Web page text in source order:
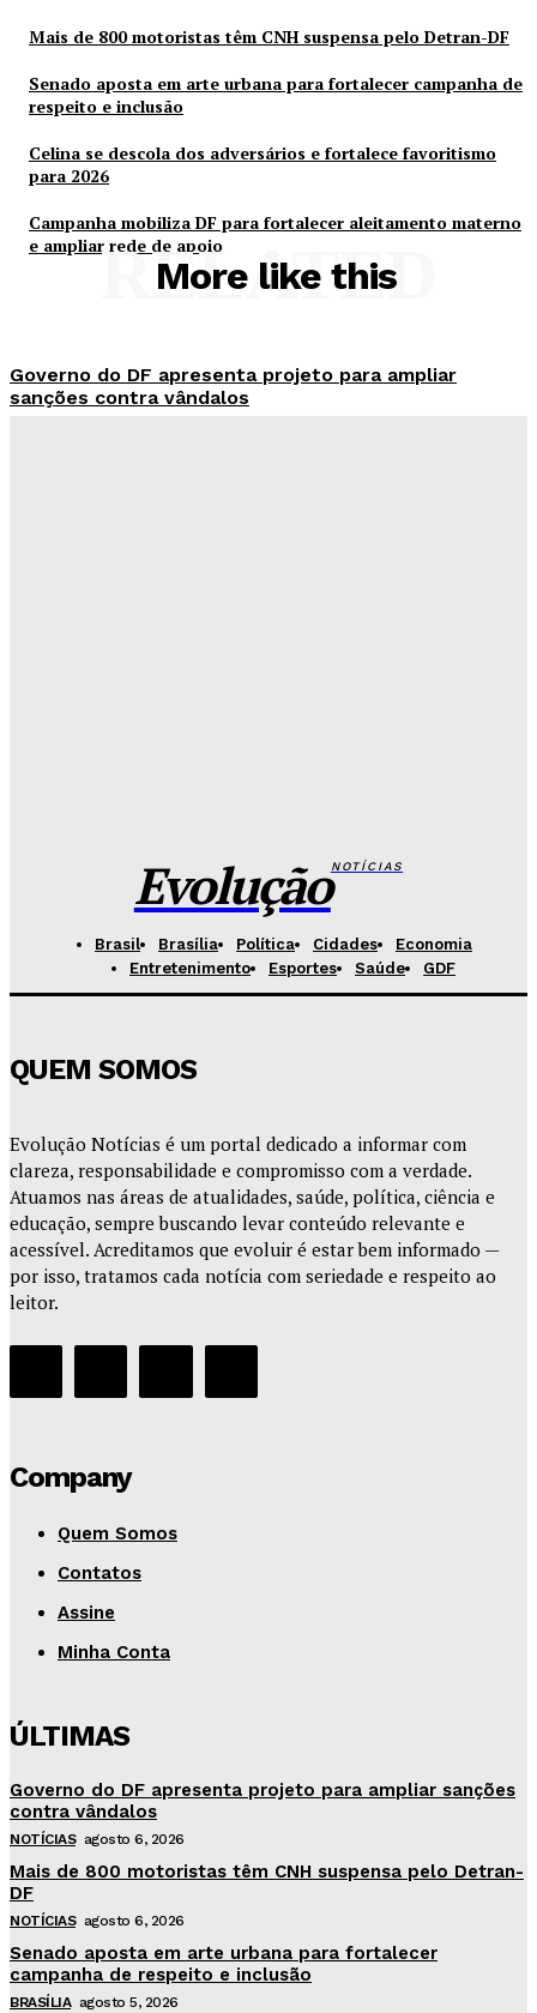
Mais de 800 motoristas têm CNH suspensa pelo Detran-DF
Senado aposta em arte urbana para fortalecer campanha de
respeito e inclusão
Celina se descola dos adversários e fortalece favoritismo
para 2026
Campanha mobiliza DF para fortalecer aleitamento materno
e ampliar rede de apoio
More like this
RELATED
Governo do DF apresenta projeto para ampliar
sanções contra vândalos
EvoluçãoNOTÍCIAS
Brasil Brasília Política Cidades
Economia
Entretenimento
Esportes Saúde GDF
QUEM SOMOS
Evolução Notícias é um portal dedicado a informar com
clareza, responsabilidade e compromisso com a verdade.
Atuamos nas áreas de atualidades, saúde, política, ciência e
educação, sempre buscando levar conteúdo relevante e
acessível. Acreditamos que evoluir é estar bem informado —
por isso, tratamos cada notícia com seriedade e respeito ao
leitor.
Company
Quem Somos
Contatos
Assine
Minha Conta
ÚLTIMAS
Governo do DF apresenta projeto para ampliar sanções
contra vândalos
NOTÍCIAS agosto 6, 2026
Mais de 800 motoristas têm CNH suspensa pelo Detran-
DF
NOTÍCIAS agosto 6, 2026
Senado aposta em arte urbana para fortalecer
campanha de respeito e inclusão
BRASÍLIA agosto 5, 2026